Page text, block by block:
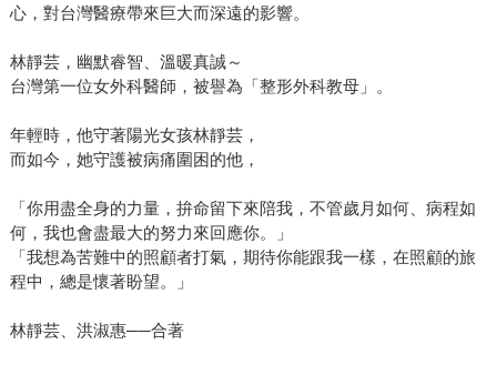
心，對台灣醫療帶來巨大而深遠的影響。
林靜芸，幽默睿智、溫暖真誠～
台灣第一位女外科醫師，被譽為「整形外科教母」。
年輕時，他守著陽光女孩林靜芸，
而如今，她守護被病痛圍困的他，
「你用盡全身的力量，拚命留下來陪我，不管歲月如何、病程如
何，我也會盡最大的努力來回應你。」
「我想為苦難中的照顧者打氣，期待你能跟我一樣，在照顧的旅
程中，總是懷著盼望。」
林靜芸、洪淑惠──合著